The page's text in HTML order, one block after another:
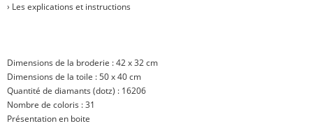
› Les explications et instructions
Dimensions de la broderie : 42 x 32 cm
Dimensions de la toile : 50 x 40 cm
Quantité de diamants (dotz) : 16206
Nombre de coloris : 31
Présentation en boite